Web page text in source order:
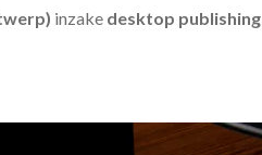
inzake desktop publishing